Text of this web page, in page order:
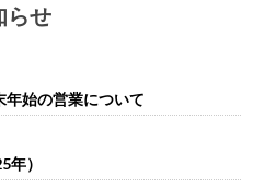
らせ
始の営業について
）